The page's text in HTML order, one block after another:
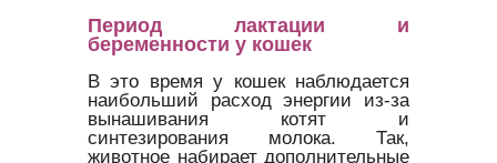
Период лактации и
беременности у кошек
В это время у кошек наблюдается
наибольший расход энергии из-за
вынашивания котят и
синтезирования молока. Так,
животное набирает дополнительные